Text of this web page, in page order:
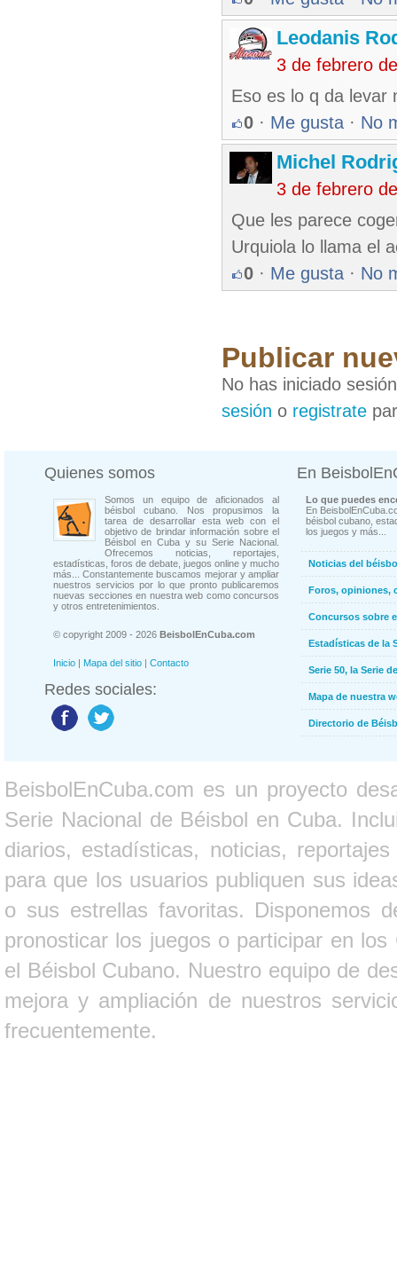
Leodanis
3 de febrero
Eso es lo q da levar
0 · Me gusta · No
Michel
3 de febrero
Que les parece
Urquiola lo llama el
0 · Me gusta · No
Publicar
No has iniciado
sesión o registrate
Quienes somos
Somos un equipo de aficionados al
béisbol cubano. Nos propusimos la
tarea de desarrollar esta web con el
objetivo de brindar información sobre el
Béisbol en Cuba y su Serie Nacional.
Ofrecemos noticias, reportajes,
estadísticas, foros de debate, juegos online y mucho
más... Constantemente buscamos mejorar y ampliar
nuestros servicios por lo que pronto publicaremos
nuevas secciones en nuestra web como concursos
y otros entretenimientos.
© copyright 2009 - 2026 BeisbolEnCuba.com
Inicio | Mapa del sitio | Contacto
Redes sociales:
En
Lo que puedes
En
béisbol cubano,
los juegos y más...
Noticias del
Foros, opiniones,
Concursos sobre
Estadísticas de la
Serie 50, la Serie
Mapa de nuestra
Directorio de
BeisbolEnCuba.com es un proyecto
Serie Nacional de Béisbol en Cuba.
diarios, estadísticas, noticias,
para que los usuarios publiquen sus
o sus estrellas favoritas. Disponemos
pronosticar los juegos o participar en
el Béisbol Cubano. Nuestro equipo de
mejora y ampliación de nuestros
frecuentemente.